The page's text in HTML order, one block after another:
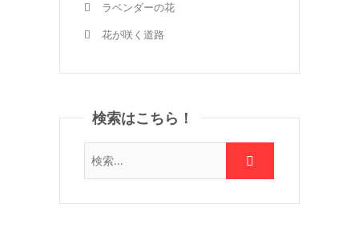
ラベンダーの花
花が咲く道路
検索はこちら！